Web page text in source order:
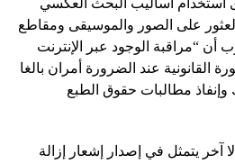
استخدام أساليب البحث العكسي
على الصور والموسيقى ومقاطع
أن “مراقبة الوجود عبر الإنترنت
القانونية عند الضرورة أمران بالغا
وإنفاذ مطالبات حقوق الطبع
آخر يتمثل في إصدار إشعار إزالة